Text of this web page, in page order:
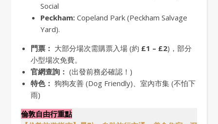
Social
Peckham: Copeland Park (Peckham Salvage
Yard).
門票： 大部分場次需購票入場 (約 £1 – £2)，部分
小型場次免費。
官網查詢： (出發前務必確認！)
特色： 狗狗友善 (Dog Friendly)、室內市集 (不怕下
雨)
倫敦自由行重點